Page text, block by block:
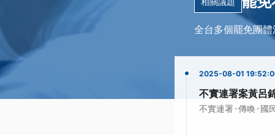
全台多個罷免團體
2025-08-01
不實連署案黃呂
不實連署 ·傳喚 · 國